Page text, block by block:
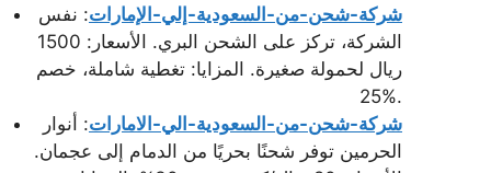
شركة-شحن-من-السعودية-إلي-الإمارات: نفس
الشركة، تركز على الشحن البري. الأسعار: 1500
ريال لحمولة صغيرة. المزايا: تغطية شاملة، خصم
25%.
شركة-شحن-من-السعودية-الي-الامارات: أنوار
الحرمين توفر شحنًا بحريًا من الدمام إلى عجمان.